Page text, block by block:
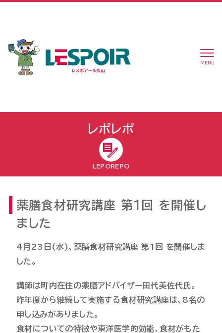
MENU
レポレポ
LEPOREPO
薬膳食材研究講座 第1回 を開催し
ました
4月23日(水)、薬膳食材研究講座 第1回 を開催しま
した。
講師は町内在住の薬膳アドバイザー田代美佐代氏。
昨年度から継続して実施する食材研究講座は、8名の
申し込みがありました。
食材についての特徴や東洋医学的効能、食材がもた